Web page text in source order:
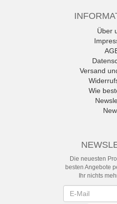
Über
Versand
Wie
Die neuesten
besten Angebote
Ihr nichts